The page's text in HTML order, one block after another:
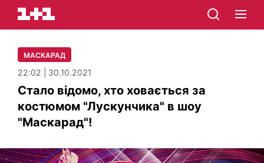
МАСКАРАД
22:02 | 30.10.2021
Стало відомо, хто ховається за
костюмом "Лускунчика" в шоу
"Маскарад"!